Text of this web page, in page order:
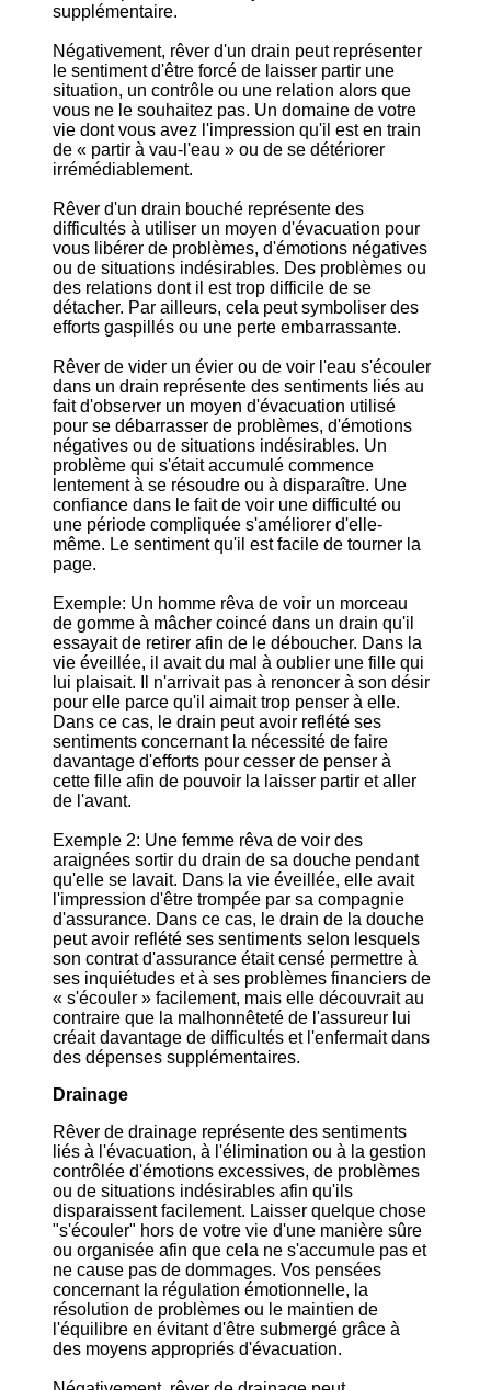
supplémentaire.
Négativement, rêver d'un drain peut représenter
le sentiment d'être forcé de laisser partir une
situation, un contrôle ou une relation alors que
vous ne le souhaitez pas. Un domaine de votre
vie dont vous avez l'impression qu'il est en train
de « partir à vau-l'eau » ou de se détériorer
irrémédiablement.
Rêver d'un drain bouché représente des
difficultés à utiliser un moyen d'évacuation pour
vous libérer de problèmes, d'émotions négatives
ou de situations indésirables. Des problèmes ou
des relations dont il est trop difficile de se
détacher. Par ailleurs, cela peut symboliser des
efforts gaspillés ou une perte embarrassante.
Rêver de vider un évier ou de voir l'eau s'écouler
dans un drain représente des sentiments liés au
fait d'observer un moyen d'évacuation utilisé
pour se débarrasser de problèmes, d'émotions
négatives ou de situations indésirables. Un
problème qui s'était accumulé commence
lentement à se résoudre ou à disparaître. Une
confiance dans le fait de voir une difficulté ou
une période compliquée s'améliorer d'elle-
même. Le sentiment qu'il est facile de tourner la
page.
Exemple: Un homme rêva de voir un morceau
de gomme à mâcher coincé dans un drain qu'il
essayait de retirer afin de le déboucher. Dans la
vie éveillée, il avait du mal à oublier une fille qui
lui plaisait. Il n'arrivait pas à renoncer à son désir
pour elle parce qu'il aimait trop penser à elle.
Dans ce cas, le drain peut avoir reflété ses
sentiments concernant la nécessité de faire
davantage d'efforts pour cesser de penser à
cette fille afin de pouvoir la laisser partir et aller
de l'avant.
Exemple 2: Une femme rêva de voir des
araignées sortir du drain de sa douche pendant
qu'elle se lavait. Dans la vie éveillée, elle avait
l'impression d'être trompée par sa compagnie
d'assurance. Dans ce cas, le drain de la douche
peut avoir reflété ses sentiments selon lesquels
son contrat d'assurance était censé permettre à
ses inquiétudes et à ses problèmes financiers de
« s'écouler » facilement, mais elle découvrait au
contraire que la malhonnêteté de l'assureur lui
créait davantage de difficultés et l'enfermait dans
des dépenses supplémentaires.
Drainage
Rêver de drainage représente des sentiments
liés à l'évacuation, à l'élimination ou à la gestion
contrôlée d'émotions excessives, de problèmes
ou de situations indésirables afin qu'ils
disparaissent facilement. Laisser quelque chose
"s'écouler" hors de votre vie d'une manière sûre
ou organisée afin que cela ne s'accumule pas et
ne cause pas de dommages. Vos pensées
concernant la régulation émotionnelle, la
résolution de problèmes ou le maintien de
l'équilibre en évitant d'être submergé grâce à
des moyens appropriés d'évacuation.